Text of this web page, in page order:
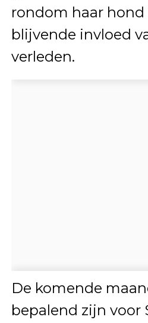
rondom haar hond
blijvende invloed
verleden.
De komende
bepalend zijn voor